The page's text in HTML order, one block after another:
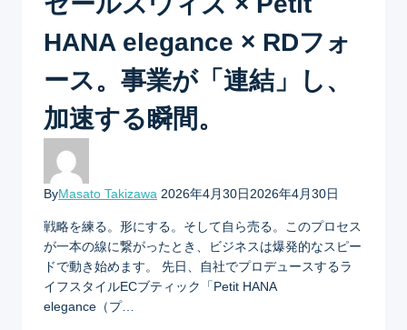
HANA elegance × RDフォ
ース。事業が「連結」し、
加速する瞬間。
ByMasato Takizawa 2026年4月30日2026年4月30日
戦略を練る。形にする。そして自ら売る。このプロセス
が一本の線に繋がったとき、ビジネスは爆発的なスピー
ドで動き始めます。 先日、自社でプロデュースするラ
イフスタイルECブティック「Petit HANA
elegance（プ…